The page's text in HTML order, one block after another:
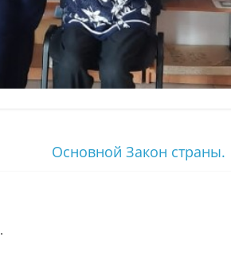
Основной Закон страны.
.